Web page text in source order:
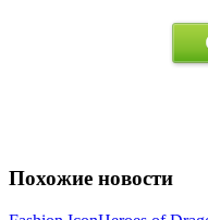
Похожие новости